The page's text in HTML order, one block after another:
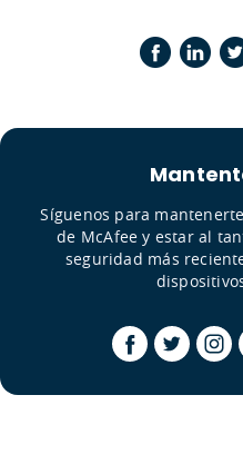
Síguenos para
de McAfee y estar al
seguridad más